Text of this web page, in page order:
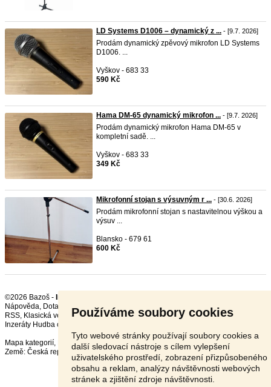
Používáme soubory cookies
Tyto webové stránky používají soubory cookies a
další sledovací nástroje s cílem vylepšení
uživatelského prostředí, zobrazení přizpůsobeného
obsahu a reklam, analýzy návštěvnosti webových
stránek a zjištění zdroje návštěvnosti.
LD Systems D1006 – dynamický z ... - [9.7. 2026]
Prodám dynamický zpěvový mikrofon LD Systems
D1006. ...
Vyškov - 683 33
590 Kč
Hama DM-65 dynamický mikrofon ... - [9.7. 2026]
Prodám dynamický mikrofon Hama DM-65 v
kompletní sadě. ...
Vyškov - 683 33
349 Kč
Mikrofonní stojan s výsuvným r ... - [30.6. 2026]
Prodám mikrofonní stojan s nastavitelnou výškou a
výsuv ...
Blansko - 679 61
600 Kč
©2026 Bazoš - Inzerce, Bazar Zvuková technika
Nápověda, Dotazy Hodnocení Kontakt Reklama Ochrana údajů
RSS,
Inzeráty Hudba celkem:
Mapa kategorií,
Nejvyhledávanější výrazy
Země: Česká republika,Slovensko,Polsko, Rakousko